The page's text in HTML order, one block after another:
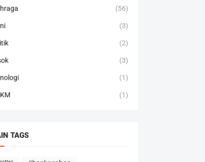
(56)
(3)
(2)
(3)
(1)
(1)
TAGS